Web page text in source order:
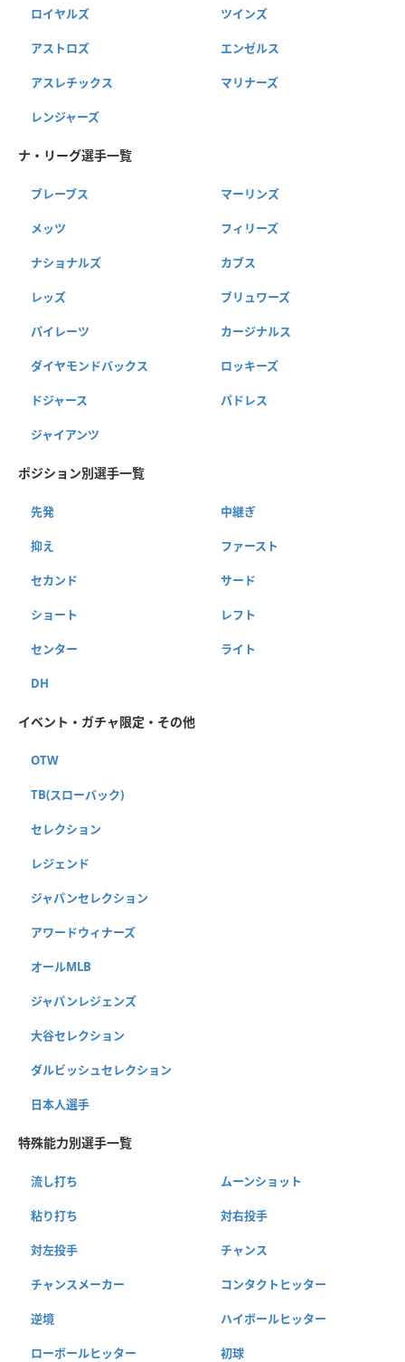
ロイヤルズ ツインズ
アストロズ エンゼルス
アスレチックス マリナーズ
レンジャーズ
ナ・リーグ選手一覧
ブレーブス マーリンズ
メッツ フィリーズ
ナショナルズ カブス
レッズ ブリュワーズ
パイレーツ カージナルス
ダイヤモンドバックス ロッキーズ
ドジャース パドレス
ジャイアンツ
ポジション別選手一覧
先発 中継ぎ
抑え ファースト
セカンド サード
ショート レフト
センター ライト
DH
イベント・ガチャ限定・その他
OTW
TB(スローバック)
セレクション
レジェンド
ジャパンセレクション
アワードウィナーズ
オールMLB
ジャパンレジェンズ
大谷セレクション
ダルビッシュセレクション
日本人選手
特殊能力別選手一覧
流し打ち ムーンショット
粘り打ち 対右投手
対左投手 チャンス
チャンスメーカー コンタクトヒッター
逆境 ハイボールヒッター
ローボールヒッター 初球